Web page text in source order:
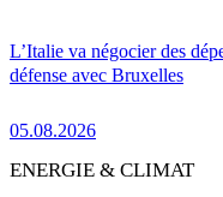
L’Italie va négocier des
défense avec Bruxelles
05.08.2026
ENERGIE & CLIMAT